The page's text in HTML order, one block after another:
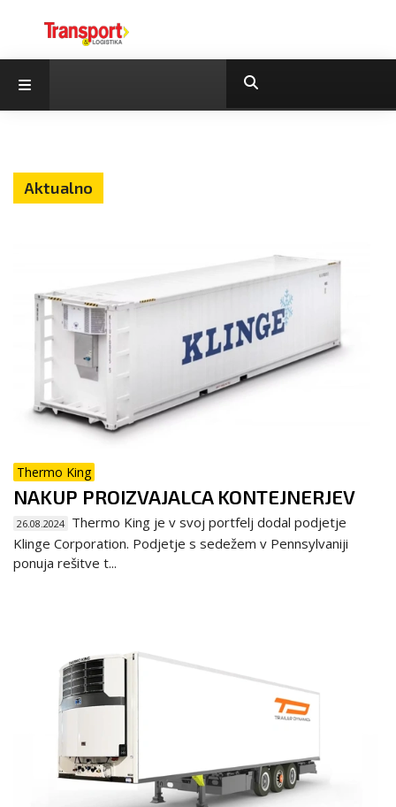
Aktualno
Thermo King
NAKUP PROIZVAJALCA KONTEJNERJEV
26.08.2024 Thermo King je v svoj portfelj dodal podjetje
Klinge Corporation. Podjetje s sedežem v Pennsylvaniji
ponuja rešitve t...